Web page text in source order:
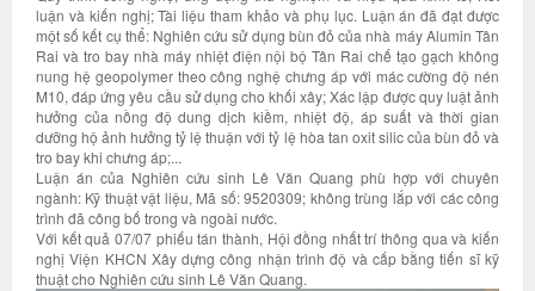
luận và kiến nghị; Tài liệu tham khảo và phụ lục. Luận án đã đạt được
một số kết cụ thể: Nghiên cứu sử dụng bùn đỏ của nhà máy Alumin Tân
Rai và tro bay nhà máy nhiệt điện nội bộ Tân Rai chế tạo gạch không
nung hệ geopolymer theo công nghệ chưng áp với mác cường độ nén
M10, đáp ứng yêu cầu sử dụng cho khối xây; Xác lập được quy luật ảnh
hưởng của nồng độ dung dịch kiềm, nhiệt độ, áp suất và thời gian
dưỡng hộ ảnh hưởng tỷ lệ thuận với tỷ lệ hòa tan oxit silic của bùn đỏ và
tro bay khi chưng áp;...
Luận án của Nghiên cứu sinh Lê Văn Quang phù hợp với chuyên
ngành: Kỹ thuật vật liệu, Mã số: 9520309; không trùng lắp với các công
trình đã công bố trong và ngoài nước.
Với kết quả 07/07 phiếu tán thành, Hội đồng nhất trí thông qua và kiến
nghị Viện KHCN Xây dựng công nhận trình độ và cấp bằng tiến sĩ kỹ
thuật cho Nghiên cứu sinh Lê Văn Quang.